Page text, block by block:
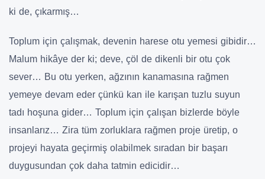
ki de, çıkarmış…
Toplum için çalışmak, devenin harese otu yemesi gibidir…
Malum hikâye der ki; deve, çöl de dikenli bir otu çok
sever… Bu otu yerken, ağzının kanamasına rağmen
yemeye devam eder çünkü kan ile karışan tuzlu suyun
tadı hoşuna gider… Toplum için çalışan bizlerde böyle
insanlarız… Zira tüm zorluklara rağmen proje üretip, o
projeyi hayata geçirmiş olabilmek sıradan bir başarı
duygusundan çok daha tatmin edicidir…